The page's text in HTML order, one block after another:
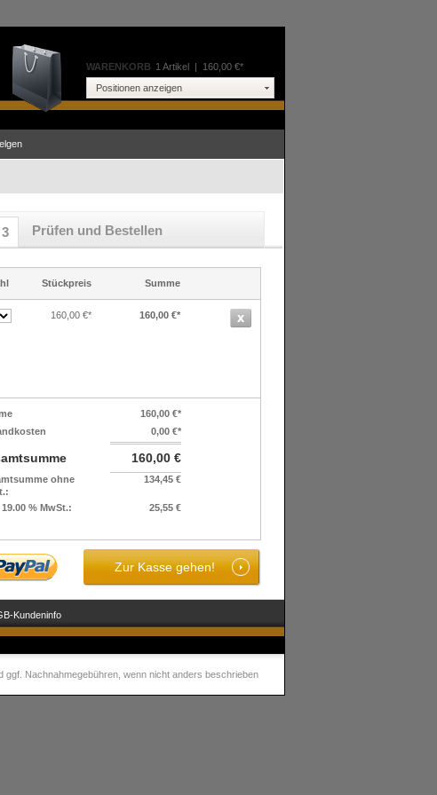
WARENKORB 1 Artikel |
160,00 €*
Positionen anzeigen
3 Prüfen und Bestellen
Stückpreis Summe
160,00 €* 160,00 €*
ohne
% MwSt.:
160,00 €*
0,00 €*
160,00 €
134,45 €
25,55 €
Zur Kasse gehen!
Kundeninfo
ggf. Nachnahmegebühren, wenn nicht anders beschrieben